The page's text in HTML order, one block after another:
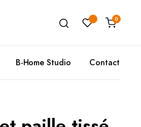
0
Rangement
B-Home Studio Contact